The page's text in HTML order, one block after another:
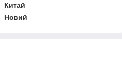
Китай
Новий